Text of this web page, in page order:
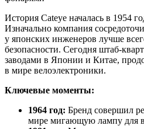
История Cateye началась в 1954
Изначально компания
у японских инженеров лучше
безопасности. Сегодня штаб-
заводами в Японии и Китае,
в мире велоэлектроники.
Ключевые моменты:
1964 год: Бренд совершил
мире мигающую лампу для